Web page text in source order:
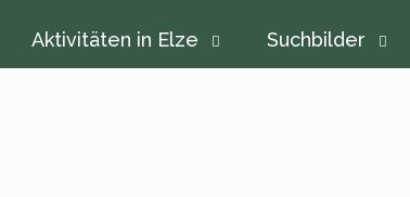
Aktivitäten in Elze Suchbilder